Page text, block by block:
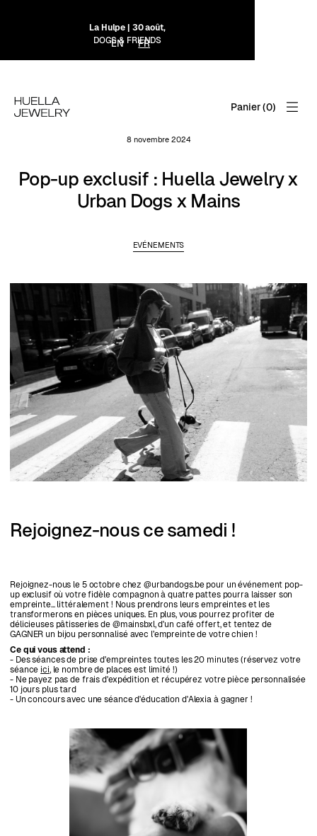
Panier (0)
8 novembre 2024
Pop-up exclusif : Huella Jewelry x
Urban Dogs x Mains
EVÉNEMENTS
Rejoignez-nous ce samedi !
Rejoignez-nous le 5 octobre chez @urbandogs.be pour un événement pop-
up exclusif où votre fidèle compagnon à quatre pattes pourra laisser son
empreinte... littéralement ! Nous prendrons leurs empreintes et les
transformerons en pièces uniques. En plus, vous pourrez profiter de
délicieuses pâtisseries de @mainsbxl, d'un café offert, et tentez de
GAGNER un bijou personnalisé avec l’empreinte de votre chien !
Ce qui vous attend :
- Des séances de prise d'empreintes toutes les 20 minutes (réservez votre
séance ici, le nombre de places est limité !)
- Ne payez pas de frais d'expédition et récupérez votre pièce personnalisée
10 jours plus tard
- Un concours avec une séance d'éducation d'Alexia à gagner !
La Hulpe | 30 août,
DOGS & FRIENDS
EN FR